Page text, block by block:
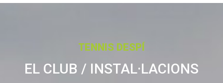
TENNIS DESPÍ
EL CLUB / INSTAL·LACIONS